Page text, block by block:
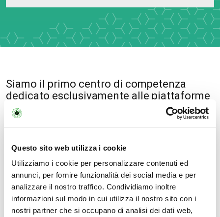
Questo sito web utilizza i cookie
Utilizziamo i cookie per personalizzare contenuti ed
annunci, per fornire funzionalità dei social media e per
analizzare il nostro traffico. Condividiamo inoltre
informazioni sul modo in cui utilizza il nostro sito con i
nostri partner che si occupano di analisi dei dati web,
Siamo il primo centro di competenza
dedicato esclusivamente alle piattaforme
Citrix
Honorable Mention per l’innovazione come
primo Partner italiano Citrix dal 1998 (Las
15 certificazioni Citrix attive
Disponibilità di team altamente specializzati
nella progettazione e implementazione di